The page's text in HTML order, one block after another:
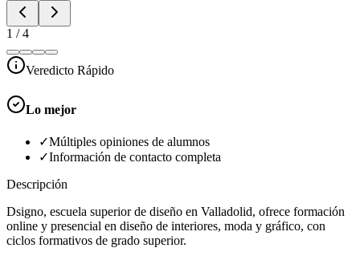
1 /4
Veredicto Rápido
Lo mejor
✓Múltiples opiniones de alumnos
✓Información de contacto completa
Descripción
Dsigno, escuela superior de diseño en Valladolid, ofrece formación
online y presencial en diseño de interiores, moda y gráfico, con
ciclos formativos de grado superior.